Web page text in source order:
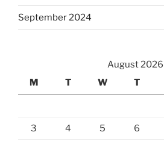
September 2024
August 2026
M
T W T
3 4 5 6